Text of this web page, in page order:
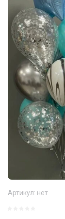
Артикул: нет